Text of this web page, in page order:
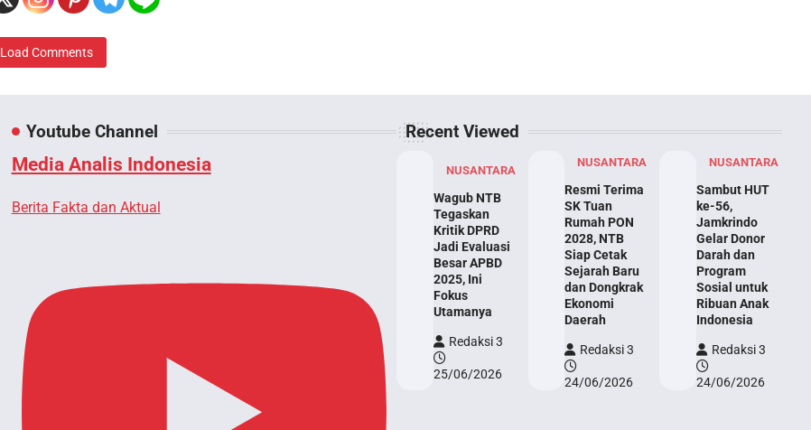
Load Comments
Youtube Channel
Media Analis Indonesia
Berita Fakta dan Aktual
Recent Viewed
NUSANTARA
Wagub NTB
Tegaskan
Kritik DPRD
Jadi Evaluasi
Besar APBD
2025, Ini
Fokus
Utamanya
Redaksi 3
25/06/2026
NUSANTARA
Resmi Terima
SK Tuan
Rumah PON
2028, NTB
Siap Cetak
Sejarah Baru
dan Dongkrak
Ekonomi
Daerah
Redaksi 3
24/06/2026
NUSANTARA
Sambut HUT
ke-56,
Jamkrindo
Gelar Donor
Darah dan
Program
Sosial untuk
Ribuan Anak
Indonesia
Redaksi 3
24/06/2026